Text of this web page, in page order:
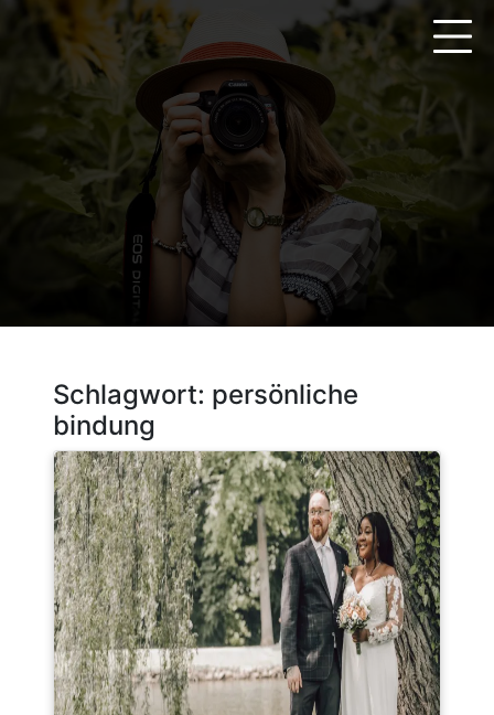
springen
Schlagwort: persönliche
bindung